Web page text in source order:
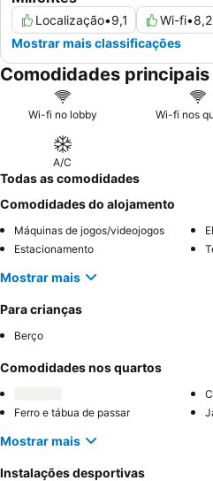
Localização•9,1 Wi-fi•8,2
Mostrar mais classificações
Comodidades
Wi-fi no lobby Wi-fi nos
A/C
Todas as comodidades
Comodidades do alojamento
Máquinas de jogos/videojogos
Estacionamento
Mostrar mais
Para crianças
Berço
Comodidades nos quartos
Ferro e tábua de passar
Mostrar mais
Instalações desportivas